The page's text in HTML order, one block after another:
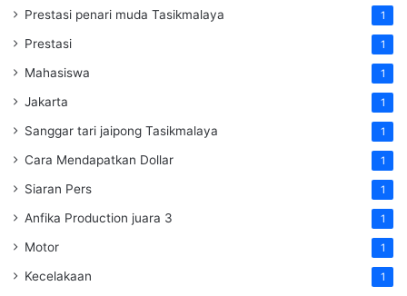
Prestasi penari muda Tasikmalaya 1
Prestasi 1
Mahasiswa 1
Jakarta 1
Sanggar tari jaipong Tasikmalaya 1
Cara Mendapatkan Dollar 1
Siaran Pers 1
Anfika Production juara 3 1
Motor 1
Kecelakaan 1